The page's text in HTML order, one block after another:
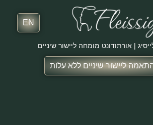
EN
| אורתודונט מומחה ליישור שיניים
ליישור שיניים ללא עלות